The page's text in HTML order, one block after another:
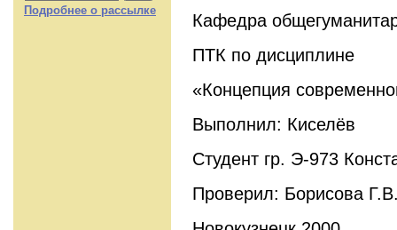
Подробнее о рассылке
Кафедра
ПТК по дисциплине
«Концепция
Выполнил: Киселёв
Студент гр. Э-973
Проверил: Борисова